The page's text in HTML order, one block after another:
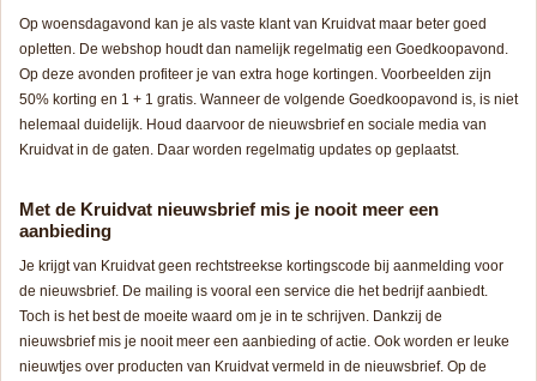
Op woensdagavond kan je als vaste klant van Kruidvat maar beter goed
opletten. De webshop houdt dan namelijk regelmatig een Goedkoopavond.
Op deze avonden profiteer je van extra hoge kortingen. Voorbeelden zijn
50% korting en 1 + 1 gratis. Wanneer de volgende Goedkoopavond is, is niet
helemaal duidelijk. Houd daarvoor de nieuwsbrief en sociale media van
Kruidvat in de gaten. Daar worden regelmatig updates op geplaatst.
Met de Kruidvat nieuwsbrief mis je nooit meer een
aanbieding
Je krijgt van Kruidvat geen rechtstreekse kortingscode bij aanmelding voor
de nieuwsbrief. De mailing is vooral een service die het bedrijf aanbiedt.
Toch is het best de moeite waard om je in te schrijven. Dankzij de
nieuwsbrief mis je nooit meer een aanbieding of actie. Ook worden er leuke
nieuwtjes over producten van Kruidvat vermeld in de nieuwsbrief. Op de